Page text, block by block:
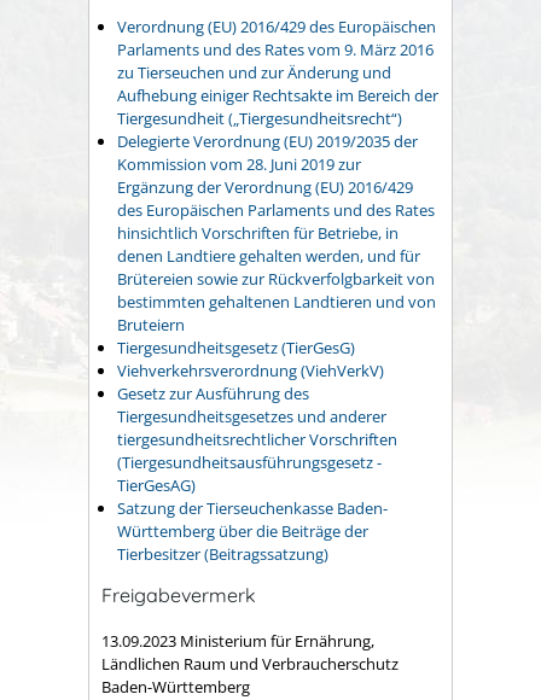
Verordnung (EU) 2016/429 des Europäischen
Parlaments und des Rates vom 9. März 2016
zu Tierseuchen und zur Änderung und
Aufhebung einiger Rechtsakte im Bereich der
Tiergesundheit („Tiergesundheitsrecht“)
Delegierte Verordnung (EU) 2019/2035 der
Kommission vom 28. Juni 2019 zur
Ergänzung der Verordnung (EU) 2016/429
des Europäischen Parlaments und des Rates
hinsichtlich Vorschriften für Betriebe, in
denen Landtiere gehalten werden, und für
Brütereien sowie zur Rückverfolgbarkeit von
bestimmten gehaltenen Landtieren und von
Bruteiern
Tiergesundheitsgesetz (TierGesG)
Viehverkehrsverordnung (ViehVerkV)
Gesetz zur Ausführung des
Tiergesundheitsgesetzes und anderer
tiergesundheitsrechtlicher Vorschriften
(Tiergesundheitsausführungsgesetz -
TierGesAG)
Satzung der Tierseuchenkasse Baden-
Württemberg über die Beiträge der
Tierbesitzer (Beitragssatzung)
Freigabevermerk
13.09.2023 Ministerium für Ernährung,
Ländlichen Raum und Verbraucherschutz
Baden-Württemberg